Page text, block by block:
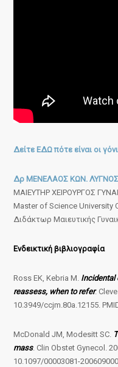
Δείτε ΕΔΩ πότε είναι οι
Δρ ΜΕΝΕΛΑΟΣ ΚΩΝ. ΛΥΓΝΟΣ,
ΜΑΙΕΥΤΗΡ ΧΕΙΡΟΥΡΓΟΣ
Master of Science University
Διδάκτωρ Μαιευτικής
Ενδεικτική βιβλιογραφία
Ross EK, Kebria M. Incidental
reassess, when to refer.
10.3949/ccjm.80a.12155.
McDonald JM, Modesitt SC.
mass. Clin Obstet Gynecol.
10.1097/00003081-